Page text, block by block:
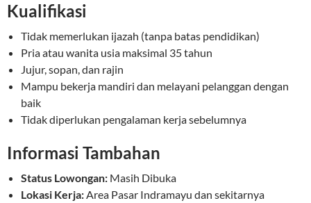
Kualifikasi
Tidak memerlukan ijazah (tanpa batas pendidikan)
Pria atau wanita usia maksimal 35 tahun
Jujur, sopan, dan rajin
Mampu bekerja mandiri dan melayani pelanggan dengan
baik
Tidak diperlukan pengalaman kerja sebelumnya
Informasi Tambahan
Status Lowongan: Masih Dibuka
Lokasi Kerja:Area Pasar Indramayu dan sekitarnya